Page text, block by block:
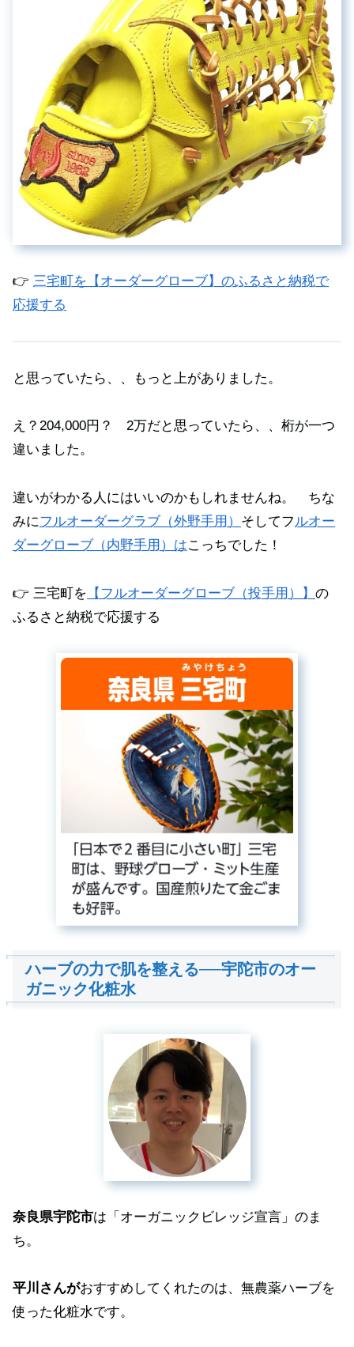
👉 三宅町を【オーダーグローブ】のふるさと納税で
応援する
と思っていたら、、もっと上がありました。
え？204,000円？ 2万だと思っていたら、、桁が一つ
違いました。
違いがわかる人にはいいのかもしれませんね。 ちな
みにフルオーダーグラブ（外野手用） そしてフルオー
ダーグローブ（内野手用）はこっちでした！
👉 三宅町を 【フルオーダーグローブ（投手用）】 の
ふるさと納税で応援する
ハーブの力で肌を整える──宇陀市のオー
ガニック化粧水
奈良県宇陀市は「オーガニックビレッジ宣言」のま
ち。
平川さんがおすすめしてくれたのは、無農薬ハーブを
使った化粧水です。